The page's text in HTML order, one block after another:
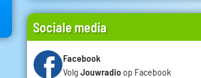
Sociale media
Facebook
Volg Jouwradio op Facebook